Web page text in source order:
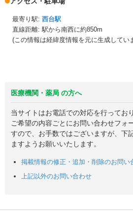
最寄り駅: 西台駅
直線距離: 駅から南西に約850m
(この情報は経緯度情報を元に生成してい
医療機関・薬局 の方へ
当サイトはお電話での対応を行ってお
ご希望の内容ごとにお問い合わせフォ
すので、お手数ではございますが、下
ますようお願いいたします。
掲載情報の修正・追加・削除のお問い
上記以外のお問い合わせ